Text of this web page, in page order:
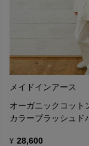
メイドインアース
オーガニックコット
カラーブラッシュド
¥ 28,600